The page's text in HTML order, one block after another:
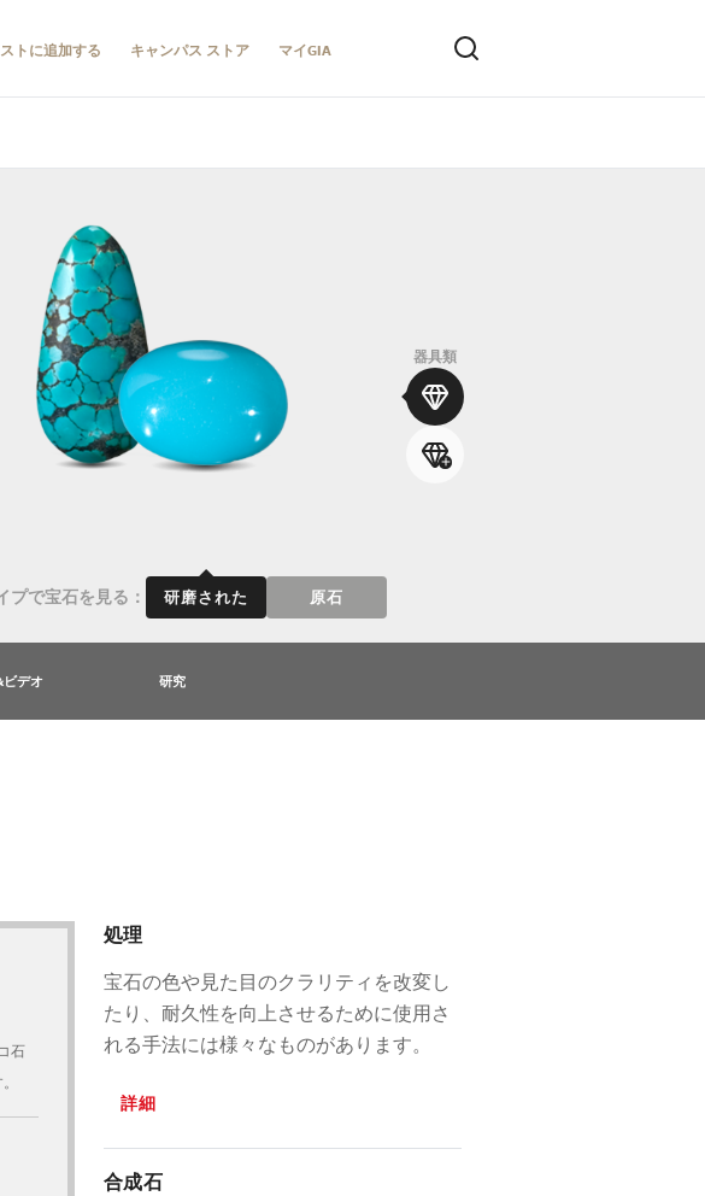
トに追加する キャンパス ストア マイGIA
プで宝石を見る： 研磨された 原石
器具類
ビデオ 研究
石
処理
宝石の色や見た目のクラリティを改変し
たり、耐久性を向上させるために使用さ
れる手法には様々なものがあります。
詳細
合成石